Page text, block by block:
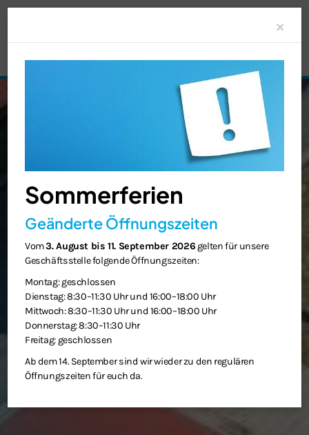
×
Sommerferien
Geänderte Öffnungszeiten
Vom3. August bis 11. September 2026 gelten für unsere
Geschäftsstelle folgende Öffnungszeiten:
Montag: geschlossen
Dienstag: 8:30–11:30 Uhr und 16:00–18:00 Uhr
Mittwoch: 8:30–11:30 Uhr und 16:00–18:00 Uhr
Donnerstag: 8:30–11:30 Uhr
Freitag: geschlossen
Ab dem 14. September sind wir wieder zu den regulären
Öffnungszeiten für euch da.